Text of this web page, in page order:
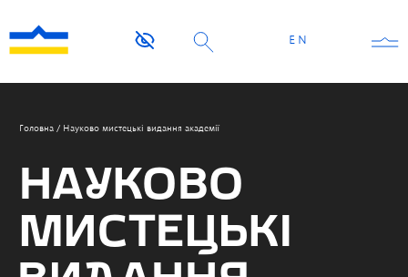
EN
Головна / Науково мистецькі видання академії
НАУКОВО
МИСТЕЦЬКІ